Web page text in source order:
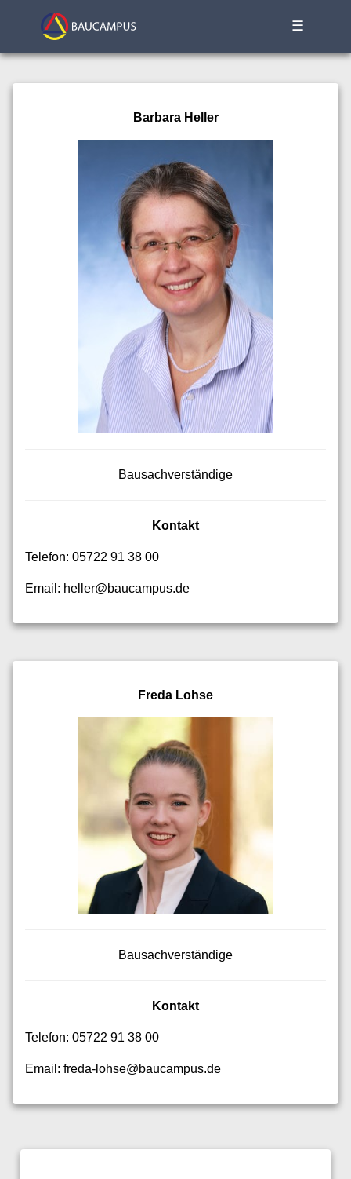
☰
Barbara Heller
Bausachverständige
Kontakt
Telefon: 05722 91 38 00
Email: heller@baucampus.de
Freda Lohse
Bausachverständige
Kontakt
Telefon: 05722 91 38 00
Email: freda-lohse@baucampus.de